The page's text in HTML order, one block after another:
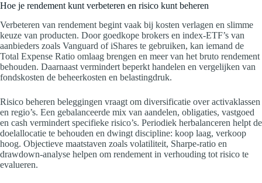
Hoe je rendement kunt verbeteren en risico kunt beheren
Verbeteren van rendement begint vaak bij kosten verlagen en slimme
keuze van producten. Door goedkope brokers en index-ETF’s van
aanbieders zoals Vanguard of iShares te gebruiken, kan iemand de
Total Expense Ratio omlaag brengen en meer van het bruto rendement
behouden. Daarnaast vermindert beperkt handelen en vergelijken van
fondskosten de beheerkosten en belastingdruk.
Risico beheren beleggingen vraagt om diversificatie over activaklassen
en regio’s. Een gebalanceerde mix van aandelen, obligaties, vastgoed
en cash vermindert specifieke risico’s. Periodiek herbalanceren helpt de
doelallocatie te behouden en dwingt discipline: koop laag, verkoop
hoog. Objectieve maatstaven zoals volatiliteit, Sharpe-ratio en
drawdown-analyse helpen om rendement in verhouding tot risico te
evalueren.